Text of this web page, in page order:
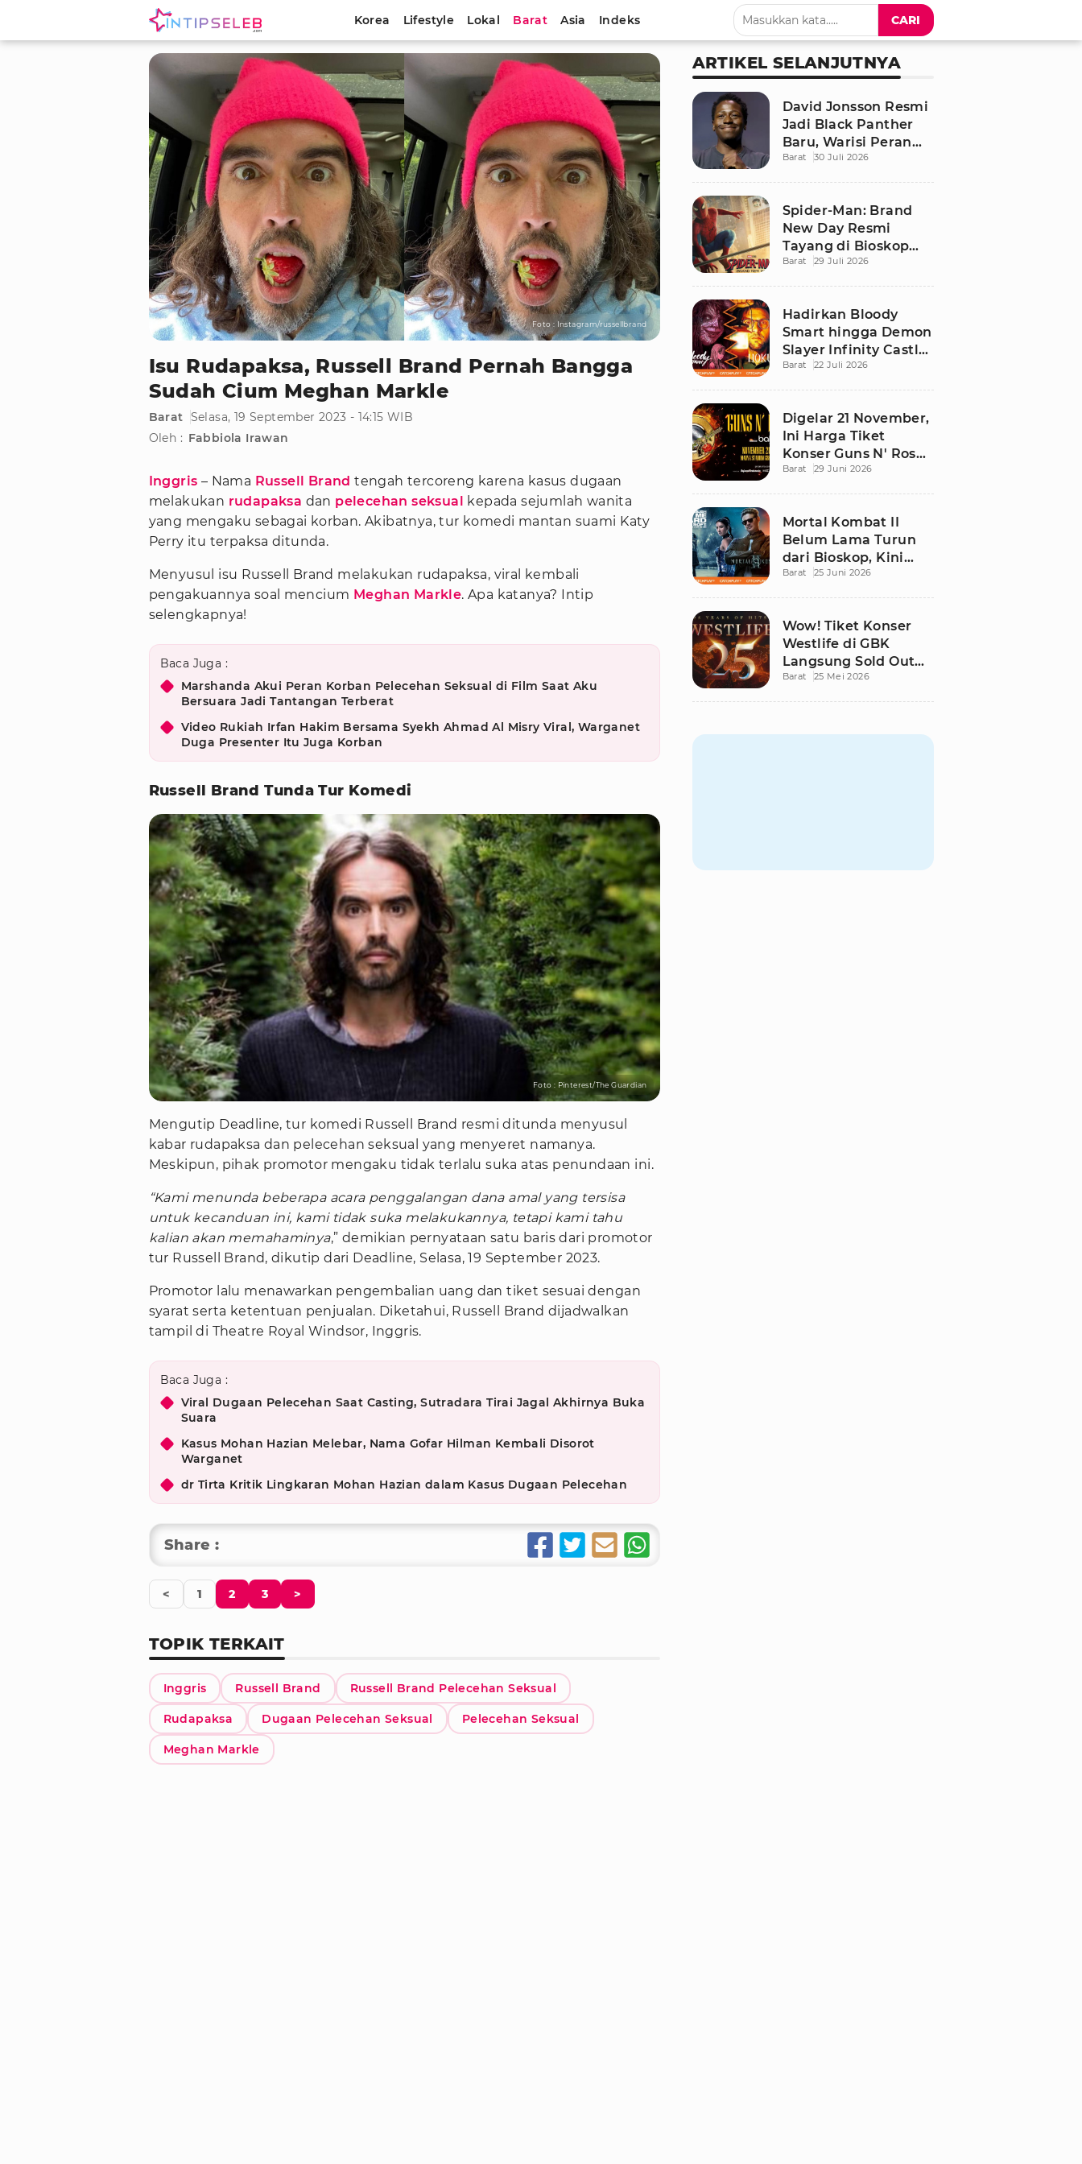
Korea Lifestyle Lokal Barat Asia Indeks CARI
Foto : Instagram/russellbrand
Isu Rudapaksa, Russell Brand Pernah Bangga
Sudah Cium Meghan Markle
Barat Selasa, 19 September 2023 - 14:15 WIB
Oleh : Fabbiola Irawan
Inggris – Nama Russell Brand tengah tercoreng karena kasus dugaan
melakukan rudapaksa dan pelecehan seksual
kepada sejumlah wanita
yang mengaku sebagai korban. Akibatnya, tur komedi mantan suami Katy
Perry itu terpaksa ditunda.
Menyusul isu Russell Brand melakukan rudapaksa, viral kembali
pengakuannya soal mencium Meghan Markle. Apa katanya? Intip
selengkapnya!
Baca Juga :
Marshanda Akui Peran Korban Pelecehan Seksual di Film Saat Aku
Bersuara Jadi Tantangan Terberat
Video Rukiah Irfan Hakim Bersama Syekh Ahmad Al Misry Viral, Warganet
Duga Presenter Itu Juga Korban
Russell Brand Tunda Tur Komedi
Foto : Pinterest/The Guardian
Mengutip Deadline, tur komedi Russell Brand resmi ditunda menyusul
kabar rudapaksa dan pelecehan seksual yang menyeret namanya.
Meskipun, pihak promotor mengaku tidak terlalu suka atas penundaan ini.
“Kami menunda beberapa acara penggalangan dana amal yang tersisa
untuk kecanduan ini, kami tidak suka melakukannya, tetapi kami tahu
kalian akan memahaminya,” demikian pernyataan satu baris dari promotor
tur Russell Brand, dikutip dari Deadline, Selasa, 19 September 2023.
Promotor lalu menawarkan pengembalian uang dan tiket sesuai dengan
syarat serta ketentuan penjualan. Diketahui, Russell Brand dijadwalkan
tampil di Theatre Royal Windsor, Inggris.
Baca Juga :
Viral Dugaan Pelecehan Saat Casting, Sutradara Tirai Jagal Akhirnya Buka
Suara
Kasus Mohan Hazian Melebar, Nama Gofar Hilman Kembali Disorot
Warganet
dr Tirta Kritik Lingkaran Mohan Hazian dalam Kasus Dugaan Pelecehan
Share :
< 1 2 3 >
TOPIK TERKAIT
Inggris Russell Brand Russell Brand Pelecehan Seksual
Rudapaksa Dugaan Pelecehan Seksual Pelecehan Seksual
Meghan Markle
ARTIKEL SELANJUTNYA
David Jonsson Resmi
Jadi Black Panther
Baru, Warisi Peran
T'Challa di Black
Barat 30 Juli 2026
Spider-Man: Brand
New Day Resmi
Tayang di Bioskop
Indonesia, Ini
Barat 29 Juli 2026
Hadirkan Bloody
Smart hingga Demon
Slayer Infinity Castle,
Ini Daftar Tontonan
Barat 22 Juli 2026
Digelar 21 November,
Ini Harga Tiket
Konser Guns N' Roses
di Stadion Madya
Barat 29 Juni 2026
Mortal Kombat II
Belum Lama Turun
dari Bioskop, Kini
Sudah Bisa Ditonton
Barat 25 Juni 2026
Wow! Tiket Konser
Westlife di GBK
Langsung Sold Out
Kurang dari 12 Jam
Barat 25 Mei 2026